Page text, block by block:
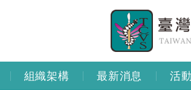
組織架構 最新消息 活